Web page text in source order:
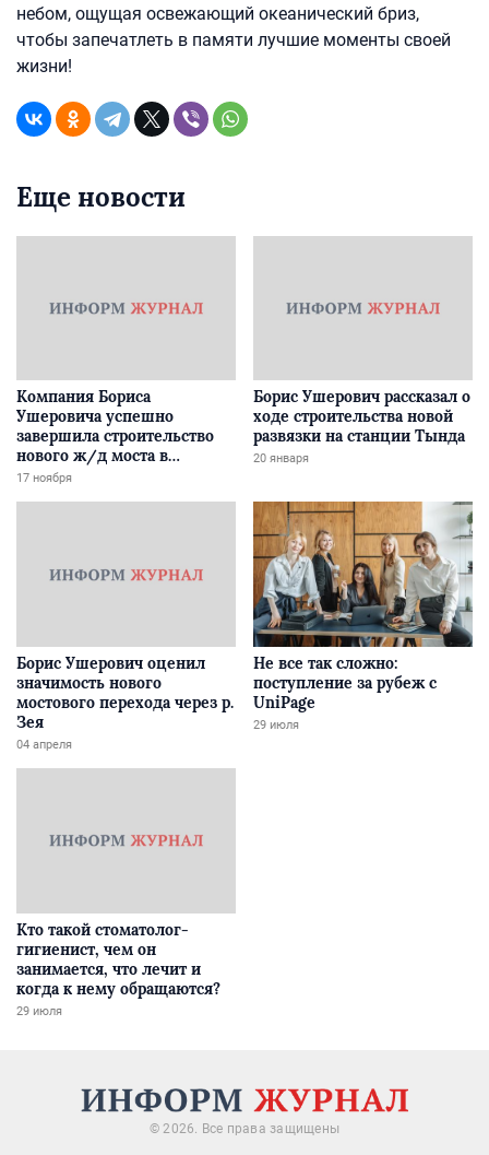
небом, ощущая освежающий океанический бриз,
чтобы запечатлеть в памяти лучшие моменты своей
жизни!
Еще новости
Компания Бориса
Ушеровича успешно
завершила строительство
нового ж/д моста в
Забайкалье
17 ноября
Борис Ушерович рассказал о
ходе строительства новой
развязки на станции Тында
20 января
Борис Ушерович оценил
значимость нового
мостового перехода через р.
Зея
04 апреля
Не все так сложно:
поступление за рубеж с
UniPage
29 июля
Кто такой стоматолог-
гигиенист, чем он
занимается, что лечит и
когда к нему обращаются?
29 июля
© 2026. Все права защищены